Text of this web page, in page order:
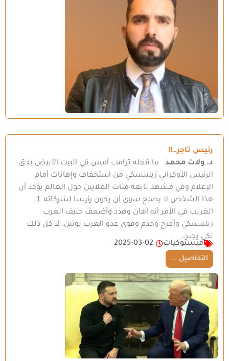
رئيس تاجر…!!
د. ولات محمد ما فعله ترامب أمس في البيت الأبيض بحق
الرئيس الأوكراني زيلينسكي من استخفاف وإهانات أمام
الإعلام وفي مشهد تابعه مئات الملايين حول العالم يؤكد أن
هذا الشخص لا يصلح سوى أن يكون رئيسا لشركاته: 1ـ
الغريب في الأمر أنه أهان وهدد وأضعفَ حليف الغرب
زيلينسكي وأفرح وخدم وقوى عدو الغرب بوتين. 2ـ كل ذلك
لكي يجبر…
فيسبوكيات
2025-03-02
التفاصيل ...